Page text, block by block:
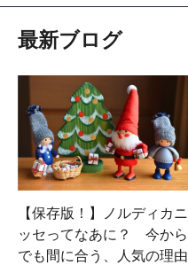
最新ブログ
【保存版！】ノルディカニ
ッセってなあに？ 今から
でも間に合う、人気の理由